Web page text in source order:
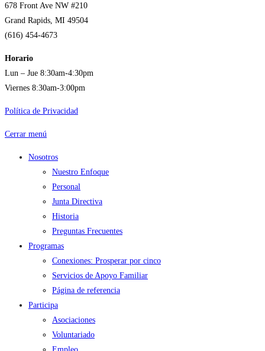
678 Front Ave NW #210
Grand Rapids, MI 49504
(616) 454-4673
Horario
Lun – Jue 8:30am-4:30pm
Viernes 8:30am-3:00pm
Política de Privacidad
Cerrar menú
Nosotros
Nuestro Enfoque
Personal
Junta Directiva
Historia
Preguntas Frecuentes
Programas
Conexiones: Prosperar por cinco
Servicios de Apoyo Familiar
Página de referencia
Participa
Asociaciones
Voluntariado